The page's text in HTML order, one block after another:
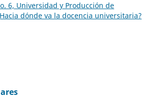
6, Universidad y Producción de
dónde va la docencia universitaria?